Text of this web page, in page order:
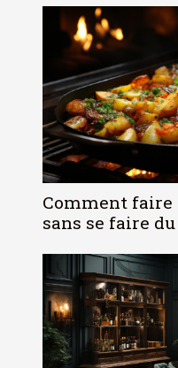
Comment faire
sans se faire